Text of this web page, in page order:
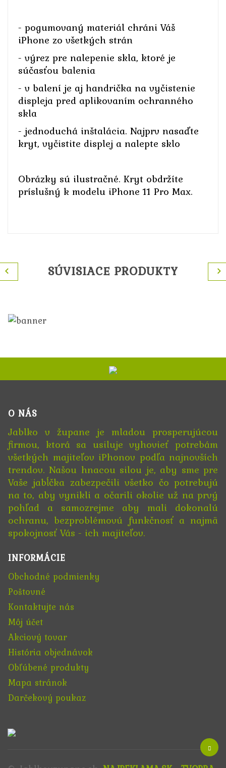
- pogumovaný materiál chráni Váš
iPhone zo všetkých strán
- výrez pre nalepenie skla, ktoré je
súčasťou balenia
- v balení je aj handrička na vyčistenie
displeja pred aplikovaním ochranného
skla
- jednoduchá inštalácia. Najprv nasaďte
kryt, vyčistite displej a nalepte sklo
Obrázky sú ilustračné. Kryt obdržíte
príslušný k modelu iPhone 11 Pro Max.
SÚVISIACE PRODUKTY
O NÁS
Jablko v župane je mladou prosperujúcou
firmou, ktorá sa usiluje vyhovieť potrebám
všetkých majiteľov iPhonov podľa najnovších
trendov. Našou hnacou silou je, aby sme pre
Vaše jabĺčka zabezpečili všetko čo potrebujú
na to, aby vynikli a očarili okolie už na prvý
pohľad a samozrejme aby mali dokonalú
ochranu, bezproblémovú funkčnosť a najmä
spokojnosť Vás - ich majiteľov.
INFORMÁCIE
Obchodné podmienky
Poštovné
Kontaktujte nás
Môj účet
Akciový tovar
História objednávok
Obľúbené produkty
Mapa stránok
Darčekový poukaz